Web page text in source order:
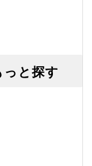
っと探す